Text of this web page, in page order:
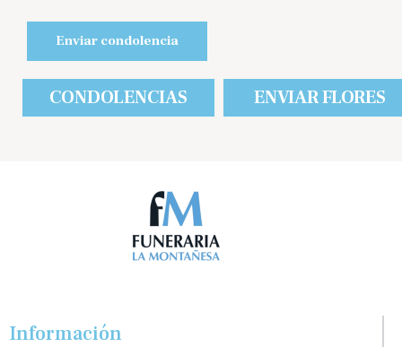
CONDOLENCIAS ENVIAR FLORES
Información